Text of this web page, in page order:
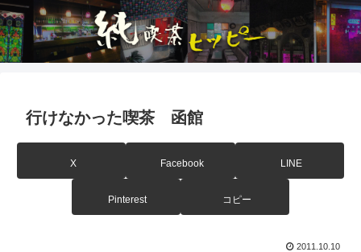
行けなかった喫茶 函館
X Facebook LINE
Pinterest コピー
2011.10.10